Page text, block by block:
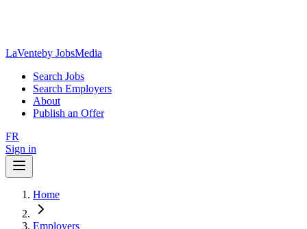
LaVenteby JobsMedia
Search Jobs
Search Employers
About
Publish an Offer
FR
Sign in
Home
Employers